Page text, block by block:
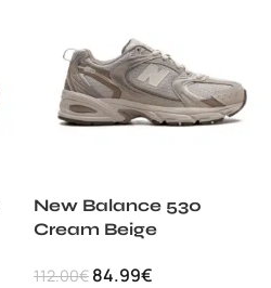
New Balance 530
Cream Beige
112.00€ 84.99€